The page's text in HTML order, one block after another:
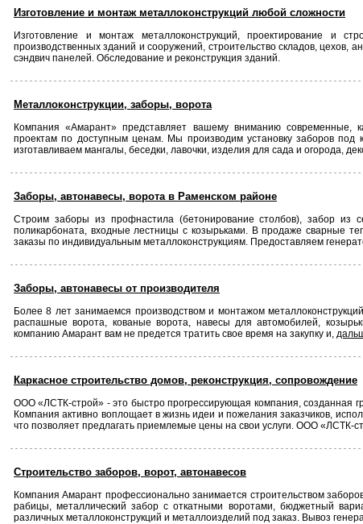
Изготовление и монтаж металлоконструкций любой сложности
Изготовление и монтаж металлоконструкций, проектирование и
производственных зданий и сооружений, строительство складов, цехов,
сэндвич панелей. Обследование и реконструкция зданий.
Металлоконструкции, заборы, ворота
Компания «Амарант» представляет вашему вниманию современные,
проектам по доступным ценам. Мы производим установку заборов
изготавливаем мангалы, беседки, лавочки, изделия для сада и огорода,
Заборы, автонавесы, ворота в Раменском районе
Строим заборы из профнастила (бетонирование столбов), забор из
поликарбоната, входные лестницы с козырьками. В продаже сварные
заказы по индивидуальным металлоконструкциям. Предоставляем
Заборы, автонавесы от производителя
Более 8 лет занимаемся производством и монтажом
распашные ворота, кованые ворота, навесы для автомобилей,
компанию Амарант вам не предется тратить свое время на закупку и,
Каркасное строительство домов, реконструкция, сопровождение
ООО «ЛСТК-строй» - это быстро прогрессирующая компания, созданная
Компания активно воплощает в жизнь идеи и пожелания заказчиков,
что позволяет предлагать приемлемые цены на свои услуги. ООО «ЛСТК-
Строительство заборов, ворот, автонавесов
Компания Амарант профессионально занимается строительством
рабицы, металлический забор с откатными воротами, бюджетный
различных металлоконструкций и металлоизделий под заказ. Вывоз